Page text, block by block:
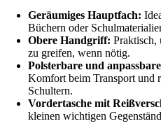
Geräumiges Hauptfach:
Büchern oder
Obere Handgriff: Praktisch,
zu greifen, wenn nötig.
Polsterbare und
Komfort beim Transport und
Schultern.
Vordertasche mit
kleinen wichtigen